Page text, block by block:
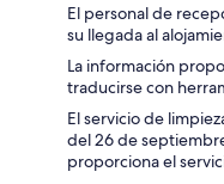
El personal de
su llegada al
La información
traducirse con
El servicio de
del 26 de
proporciona el